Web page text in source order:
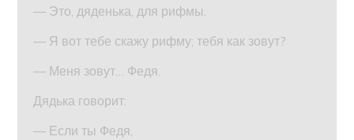
— Это, дяденька, для рифмы.
— Я вот тебе скажу рифму; тебя как зовут?
— Меня зовут… Федя.
Дядька говорит:
— Если ты Федя,